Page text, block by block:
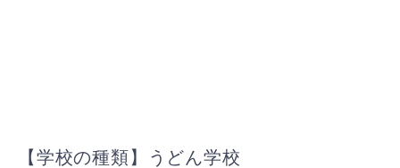
【学校の種類】うどん学校